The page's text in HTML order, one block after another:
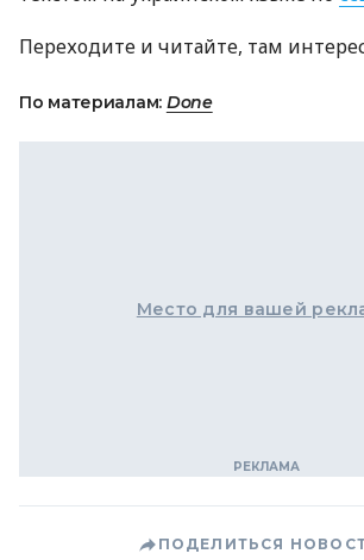
Переходите и читайте, там
По материалам: Done
Место для вашей
ПОДЕЛИТЬСЯ